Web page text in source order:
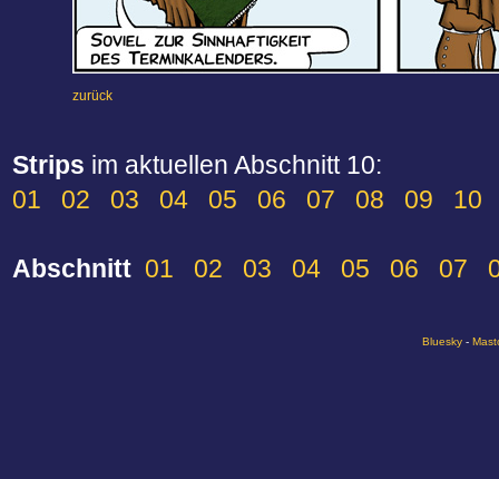
zurück
Strips im aktuellen Abschnitt 10:
01
02 03 04 05 06 07 08 09 10
Abschnitt 01 02 03 04 05 06 07
Bluesky -